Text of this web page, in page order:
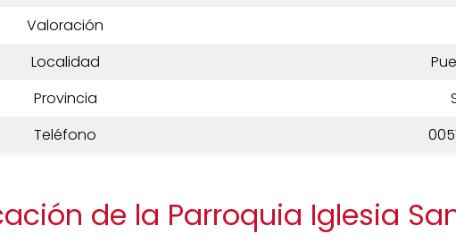
Valoración
Localidad
Provincia
Teléfono
de la Parroquia Iglesia